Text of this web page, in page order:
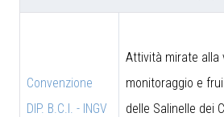
Convenzione
DIP. B.C.I. - INGV
Attività mirate alla
monitoraggio e
delle Salinelle dei